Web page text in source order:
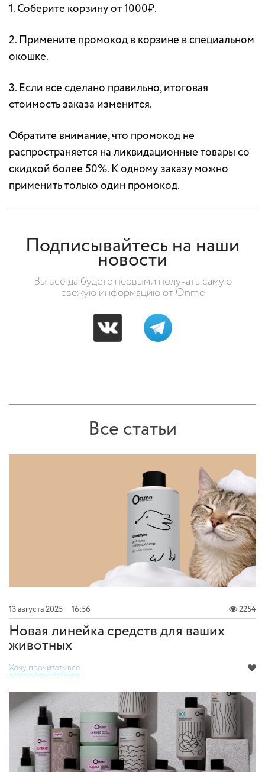
1. Соберите корзину от 1000₽.
2. Примените промокод в корзине в специальном
окошке.
3. Если все сделано правильно, итоговая
стоимость заказа изменится.
Обратите внимание, что промокод не
распространяется на ликвидационные товары со
скидкой более 50%. К одному заказу можно
применить только один промокод.
Подписывайтесь на наши
новости
Вы всегда будете первыми получать самую
свежую информацию от Onme
Все статьи
13 августа 2025 16:56 2254
Новая линейка средств для ваших
животных
Хочу прочитать все